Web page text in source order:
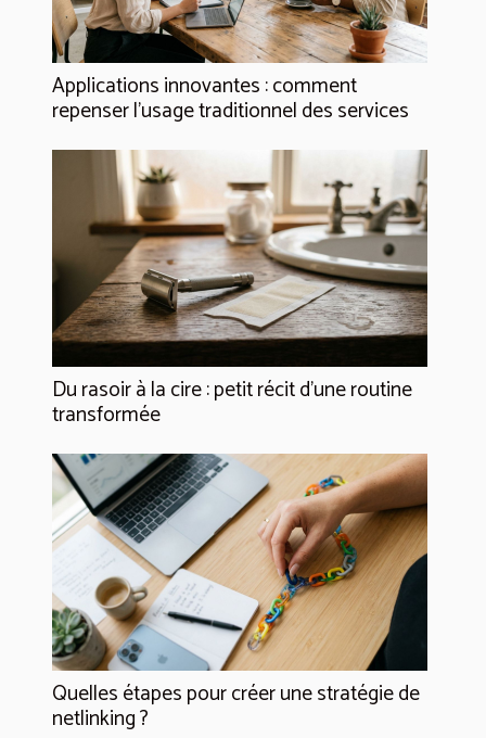
Applications innovantes : comment
repenser l’usage traditionnel des services
Du rasoir à la cire : petit récit d’une routine
transformée
Quelles étapes pour créer une stratégie de
netlinking ?